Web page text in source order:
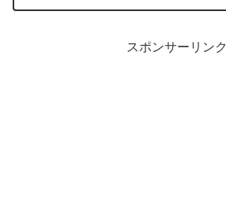
スポンサーリンク